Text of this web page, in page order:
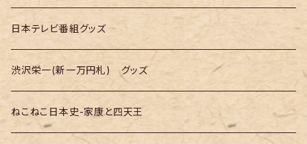
日本テレビ番組グッズ
渋沢栄一(新一万円札) グッズ
ねこねこ日本史-家康と四天王